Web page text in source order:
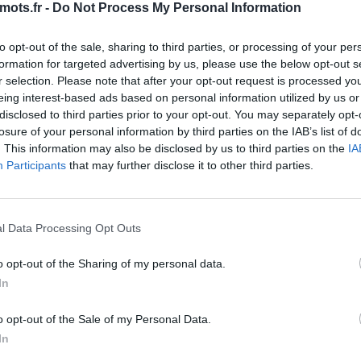
- Do Not Process My Personal Information
opt-out of the sale, sharing to third parties, or processing of your
for targeted advertising by us, please use the below opt-out
selection. Please note that after your opt-out request is processed
interest-based ads based on personal information utilized by us
to third parties prior to your opt-out. You may separately
of your personal information by third parties on the IAB’s list of
This information may also be disclosed by us to third parties on the
Participants that may further disclose it to other third parties.
Data Processing Opt Outs
opt-out of the Sharing of my personal data.
opt-out of the Sale of my Personal Data.
quotidiens de Maître des Mots. Les développeurs du
jour ! Cela signifie plus de plaisir pour nous tous,
ici, il y a de fortes chances que vous recherchiez Maître
a créé cette page et la mettra à jour tous les jours
d'ajouter cette page à vos signets afin que
lettres. Entrez toutes les